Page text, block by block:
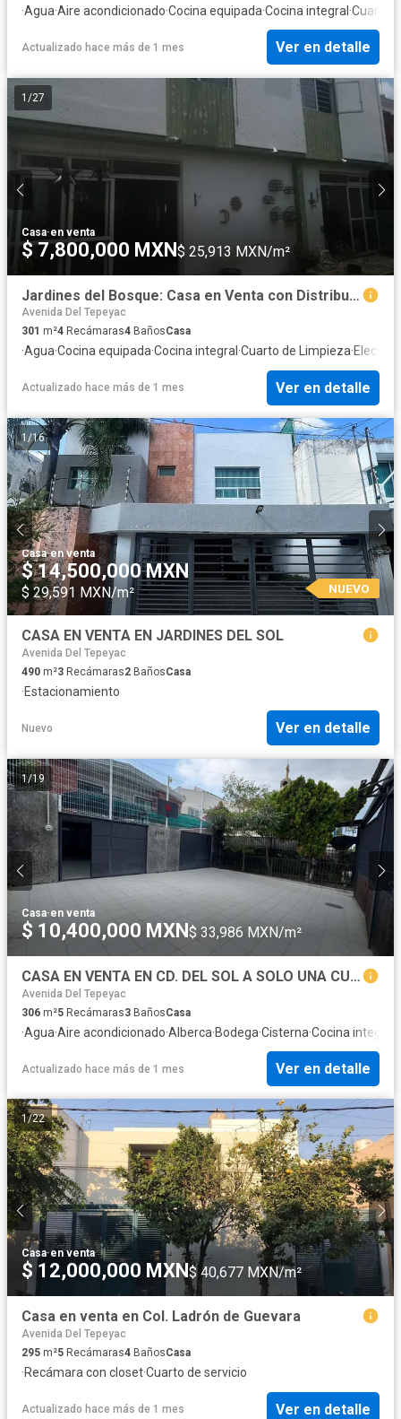
·Agua·Aire acondicionado·Cocina equipada·Cocina integral ·Cuarto
Actualizado hace más de 1 mes Ver en detalle
1 /27
Casa·en venta
$ 7,800,000 MXN$ 25,913 MXN/m²
Jardines del Bosque: Casa en Venta con Distribución Funcional y Ubicación Estratégica
Avenida Del Tepeyac
301 m²4 Recámaras4 BañosCasa
·Agua·Cocina equipada·Cocina integral ·Cuarto de Limpieza·
Actualizado hace más de 1 mes Ver en detalle
1/16
Casa·en venta
$ 14,500,000 MXN
$ 29,591 MXN/m² NUEVO
CASA EN VENTA EN JARDINES DEL SOL
Avenida Del Tepeyac
490 m²3 Recámaras2 BañosCasa
·Estacionamiento
Nuevo Ver en detalle
1/19
Casa·en venta
$ 10,400,000 MXN$ 33,986 MXN/m²
CASA EN VENTA EN CD. DEL SOL A SOLO UNA CUADRA PLAZA CIUDADELA, ZAPOPAN
Avenida Del Tepeyac
306 m²5 Recámaras3 BañosCasa
·Agua·Aire acondicionado·Alberca·Bodega·Cisterna·Cocina integral
Actualizado hace más de 1 mes Ver en detalle
1/22
Casa·en venta
$ 12,000,000 MXN$ 40,677 MXN/m²
Casa en venta en Col. Ladrón de Guevara
Avenida Del Tepeyac
295 m²5 Recámaras4 BañosCasa
·Recámara con closet·Cuarto de servicio
Actualizado hace más de 1 mes Ver en detalle